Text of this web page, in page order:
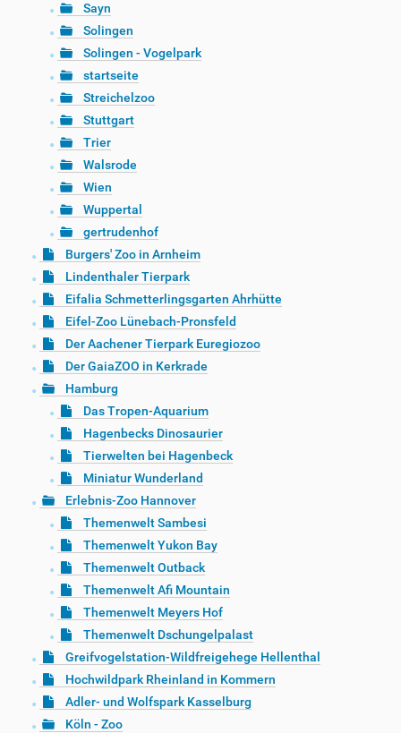
Sayn
Solingen
Solingen - Vogelpark
startseite
Streichelzoo
Stuttgart
Trier
Walsrode
Wien
Wuppertal
gertrudenhof
Burgers' Zoo in Arnheim
Lindenthaler Tierpark
Eifalia Schmetterlingsgarten Ahrhütte
Eifel-Zoo Lünebach-Pronsfeld
Der Aachener Tierpark Euregiozoo
Der GaiaZOO in Kerkrade
Hamburg
Das Tropen-Aquarium
Hagenbecks Dinosaurier
Tierwelten bei Hagenbeck
Miniatur Wunderland
Erlebnis-Zoo Hannover
Themenwelt Sambesi
Themenwelt Yukon Bay
Themenwelt Outback
Themenwelt Afi Mountain
Themenwelt Meyers Hof
Themenwelt Dschungelpalast
Greifvogelstation-Wildfreigehege Hellenthal
Hochwildpark Rheinland in Kommern
Adler- und Wolfspark Kasselburg
Köln - Zoo